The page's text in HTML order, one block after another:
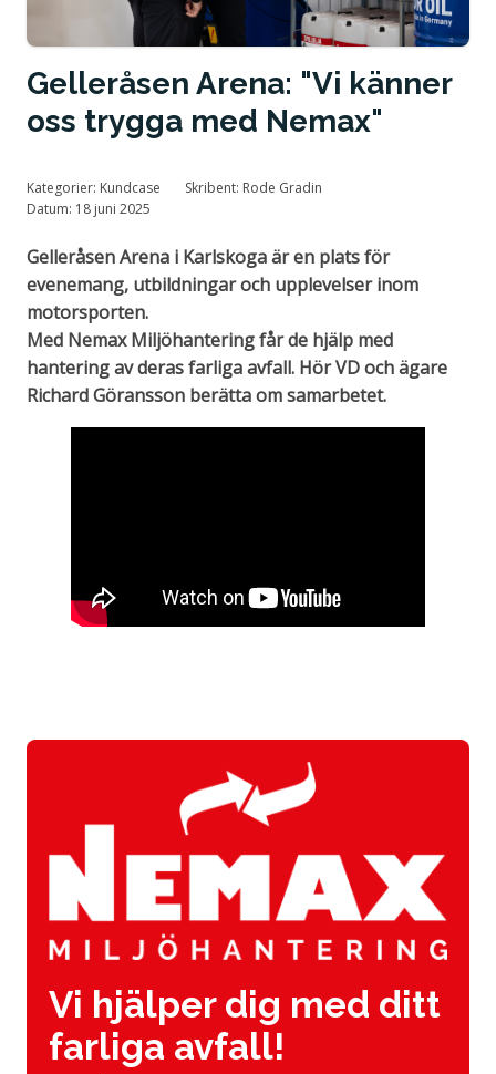
Gelleråsen Arena: "Vi känner
oss trygga med Nemax"
Kategorier: Kundcase Skribent: Rode Gradin
Datum: 18 juni 2025
Gelleråsen Arena i Karlskoga är en plats för
evenemang, utbildningar och upplevelser inom
motorsporten.
Med Nemax Miljöhantering får de hjälp med
hantering av deras farliga avfall. Hör VD och ägare
Richard Göransson berätta om samarbetet.
Tillstånd och certifiering
Vi hjälper dig med ditt
farliga avfall!